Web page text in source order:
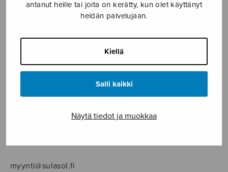
antanut heille tai joita on kerätty, kun olet käyttänyt
heidän palvelujaan.
Kiellä
Salli kaikki
Näytä tiedot ja muokkaa
YKSINLAULU
YLEINEN
Sulasol nuottikauppa
Myymälä avoinna
myynti@sulasol.fi